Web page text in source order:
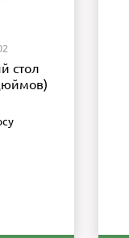
стол